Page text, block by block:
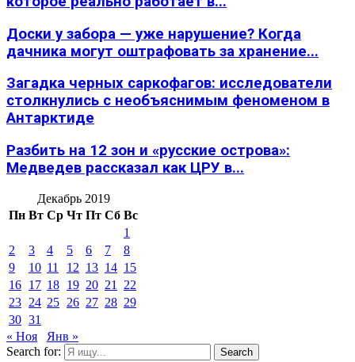
Доски у забора — уже нарушение? Когда
дачника могут оштрафовать за хранение...
Загадка черных саркофагов: исследователи
столкнулись с необъяснимым феноменом в
Антарктиде
Разбить на 12 зон и «русские острова»:
Медведев рассказал как ЦРУ в...
Декабрь 2019
Пн Вт Ср Чт Пт Сб Вс
1
2
3 4 5 6 7
8
9
10 11 12 13 14 15
16 17 18 19 20 21
22
23 24 25 26 27 28 29
30 31
« Ноя
Янв »
Search for:
Search